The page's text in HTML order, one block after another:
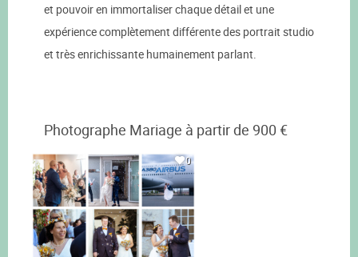
et pouvoir en immortaliser chaque détail et une
expérience complètement différente des portrait studio
et très enrichissante humainement parlant.
Photographe Mariage à partir de 900 €
0